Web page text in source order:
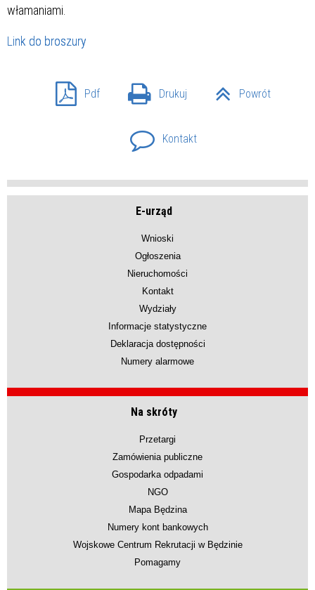
włamaniami.
Link do broszury
Pdf Drukuj Powrót
Kontakt
E-urząd
Wnioski
Ogłoszenia
Nieruchomości
Kontakt
Wydziały
Informacje statystyczne
Deklaracja dostępności
Numery alarmowe
Na skróty
Przetargi
Zamówienia publiczne
Gospodarka odpadami
NGO
Mapa Będzina
Numery kont bankowych
Wojskowe Centrum Rekrutacji w Będzinie
Pomagamy